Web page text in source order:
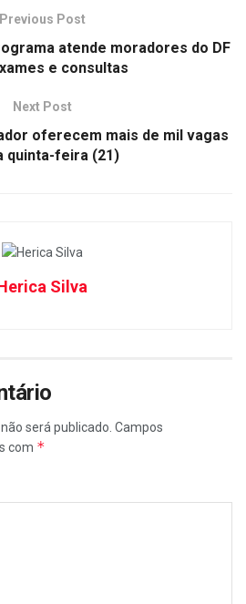
Previous Post
atende moradores do DF
e consultas
Next Post
oferecem mais de mil vagas
quinta-feira (21)
Silva
será publicado. Campos
com *